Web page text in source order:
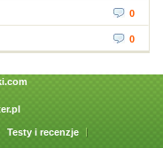
0
0
Testy i recenzje